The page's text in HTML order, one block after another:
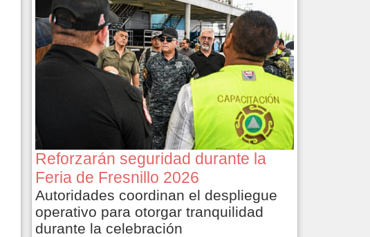
Reforzarán seguridad durante la
Feria de Fresnillo 2026
Autoridades coordinan el despliegue
operativo para otorgar tranquilidad
durante la celebración